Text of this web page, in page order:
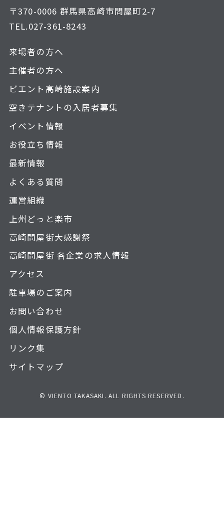
〒370-0006 群馬県高崎市問屋町2-7
TEL.027-361-8243
来場者の方へ
主催者の方へ
ビエント高崎施設案内
空きテナントの入居者募集
イベント情報
お役立ち情報
最新情報
よくある質問
運営組織
上州どっと楽市
高崎問屋街大感謝祭
高崎問屋街 各企業の求人情報
アクセス
駐車場のご案内
お問い合わせ
個人情報保護方針
リンク集
サイトマップ
© VIENTO TAKASAKI. ALL RIGHTS RESERVED.